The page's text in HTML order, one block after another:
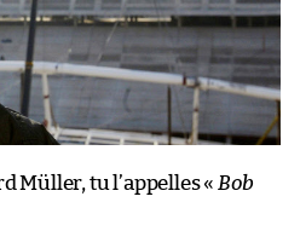
Müller, tu l’appelles « Bob